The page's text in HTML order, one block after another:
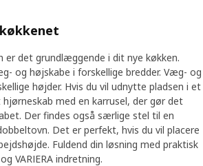
Uanset om du drømmer om at få et
eller du begynder at bruge dit køkken
vores største ønske, at METOD
det. “Men arbejdet med METOD er slet
siger Klas-Ola. “Forestillingerne om,
skal kunne, udvikler sig hele tiden. Og for
bliver METOD også ved med at
er det grundlæggende i dit nye køkken.
og højskabe i forskellige bredder. Væg- og
højder. Hvis du vil udnytte pladsen i et
med en karrusel, der gør det
Der findes også særlige stel til en
Det er perfekt, hvis du vil placere
Fuldend din løsning med praktisk
VARIERA indretning.